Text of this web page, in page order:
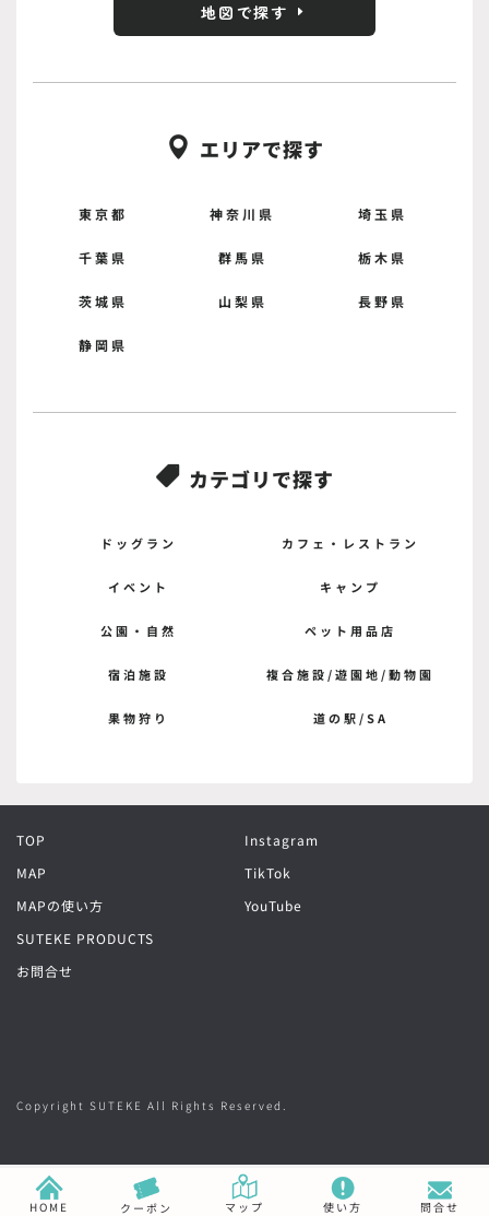
地図で探す
 エリアで探す
東京都 神奈川県 埼玉県
千葉県 群馬県 栃木県
茨城県 山梨県 長野県
静岡県
 カテゴリで探す
ドッグラン カフェ・レストラン
イベント キャンプ
公園・自然 ペット用品店
宿泊施設 複合施設/遊園地/動物園
果物狩り 道の駅/SA
TOP
Instagram
MAP
TikTok
MAPの使い方
YouTube
SUTEKE PRODUCTS
お問合せ
Copyright SUTEKE All Rights Reserved.
HOME クーポン マップ 使い方 問合せ